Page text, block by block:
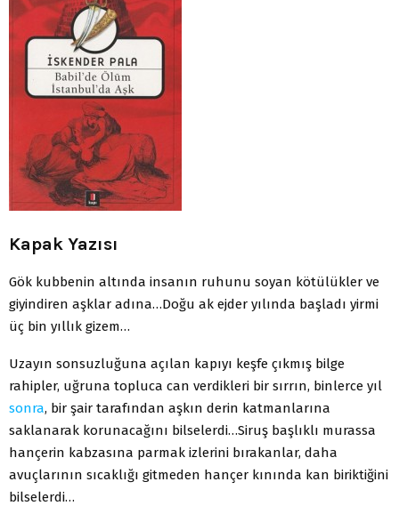
Kapak Yazısı
Gök kubbenin altında insanın ruhunu soyan kötülükler ve
giyindiren aşklar adına…Doğu ak ejder yılında başladı yirmi
üç bin yıllık gizem…
Uzayın sonsuzluğuna açılan kapıyı keşfe çıkmış bilge
rahipler, uğruna topluca can verdikleri bir sırrın, binlerce yıl
sonra, bir şair tarafından aşkın derin katmanlarına
saklanarak korunacağını bilselerdi…Siruş başlıklı murassa
hançerin kabzasına parmak izlerini bırakanlar, daha
avuçlarının sıcaklığı gitmeden hançer kınında kan biriktiğini
bilselerdi…